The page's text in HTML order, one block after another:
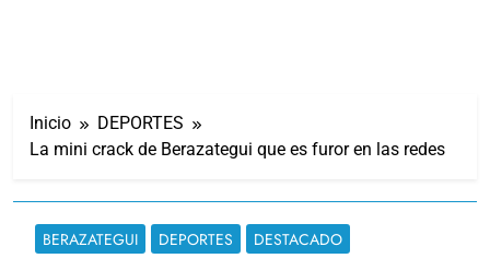
Inicio
DEPORTES
La mini crack de Berazategui que es furor en las redes
BERAZATEGUI DEPORTES DESTACADO